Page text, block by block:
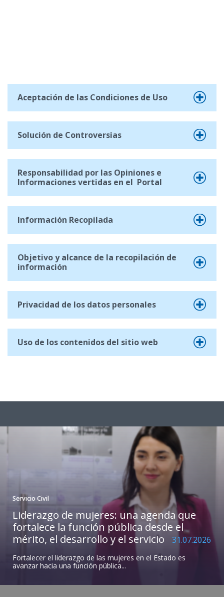
Aceptación de las Condiciones de Uso
Solución de Controversias
Responsabilidad por las Opiniones e
Informaciones vertidas en el Portal
Información Recopilada
Objetivo y alcance de la recopilación de
información
Privacidad de los datos personales
Uso de los contenidos del sitio web
Servicio Civil
Liderazgo de mujeres: una agenda que
fortalece la función pública desde el
mérito, el desarrollo y el servicio
31.07.2026
Fortalecer el liderazgo de las mujeres en el Estado es
avanzar hacia una función pública...